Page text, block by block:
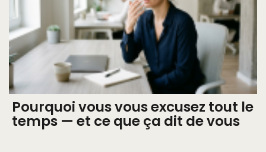
Pourquoi vous vous excusez tout le
temps — et ce que ça dit de vous